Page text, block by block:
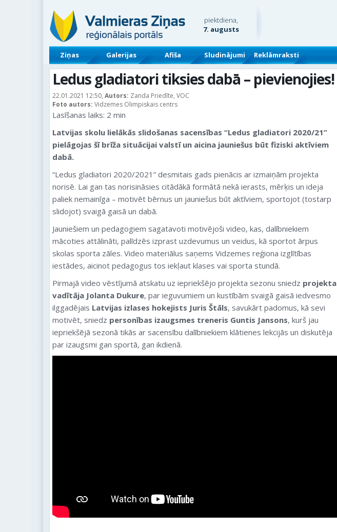
piektdiena,
7. augusts
Ziņas Galerijas Afiša Sludinājumi Reklāmraksti
Ledus gladiatori tiksies dabā – pievienojies!
22.01.2021 12:50, Autors: Zanda Priedīte, VOC
Foto autors: Vidzemes Olimpiskais centrs
Lasīšanas laiks: 2 min
Latvijas skolu lielākās slidošanas sacensības “Ledus gladiatori 2020/21”
pielāgojas šī brīža situācijai valstī un aicina jauniešus būt fiziski aktīviem
dabā.
“Ledus gladiatori 2020/2021” desmitais gads pienācis ar izmaiņām projekta
norisē. Lai gan tas norisināsies citādākā formātā nekā ierasts, mērķis un ideja
paliek nemainīga – motivēt bērnus un jauniešus būt aktīviem, sportojot (tostarp
slidojot) svaigā gaisā un dabā.
Jauniešiem un pedagogiem sagatavoti motivējoši video, kas, dalībniekiem
mācoties attālināti, palīdzēs izprast uzdevumus un veidus, kā sportot ārpus
skolas sporta zāles. Video materiālus saņems Vidzemes reģiona izglītības
iestādes, aicinot pedagogus tos iekļaut klases vai sporta stundā.
Pirmajā video vēstījumā atskatu uz iepriekšējo projekta sezonu sniedz projekta
vadītāja Jolanta Dukure, par ieguvumiem un kustībām svaigā gaisā iedvesmo
ilggadējais Latvijas izlases hokejists Juris Štāls, savukārt padomus, kā sevi
motivēt, sniedz personības izaugsmes treneris Guntis Jansons, kurš jau
iepriekšējā sezonā tikās ar sacensību dalībniekiem klātienes lekcijās un diskutēja
par izaugsmi gan sportā, gan ikdienā.